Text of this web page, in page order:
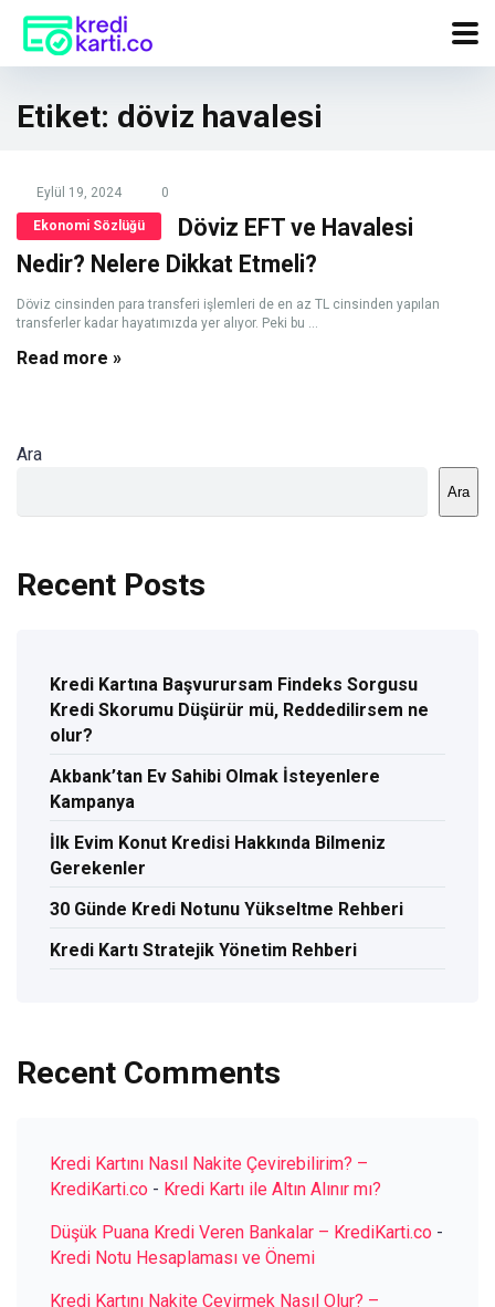
Etiket: döviz havalesi
Eylül 19, 2024 0
Ekonomi Sözlüğü
Döviz EFT ve Havalesi
Nedir? Nelere Dikkat Etmeli?
Döviz cinsinden para transferi işlemleri de en az TL cinsinden yapılan
transferler kadar hayatımızda yer alıyor. Peki bu ...
Read more »
Ara
Ara
Recent Posts
Kredi Kartına Başvurursam Findeks Sorgusu
Kredi Skorumu Düşürür mü, Reddedilirsem ne
olur?
Akbank’tan Ev Sahibi Olmak İsteyenlere
Kampanya
İlk Evim Konut Kredisi Hakkında Bilmeniz
Gerekenler
30 Günde Kredi Notunu Yükseltme Rehberi
Kredi Kartı Stratejik Yönetim Rehberi
Recent Comments
Kredi Kartını Nasıl Nakite Çevirebilirim? –
KrediKarti.co - Kredi Kartı ile Altın Alınır mı?
Düşük Puana Kredi Veren Bankalar – KrediKarti.co -
Kredi Notu Hesaplaması ve Önemi
Kredi Kartını Nakite Çevirmek Nasıl Olur? –